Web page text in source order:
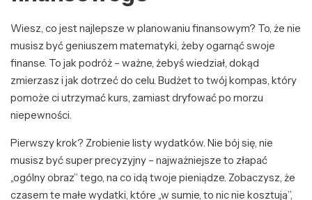
Wiesz, co jest najlepsze w planowaniu finansowym? To, że nie
musisz być geniuszem matematyki, żeby ogarnąć swoje
finanse. To jak podróż – ważne, żebyś wiedział, dokąd
zmierzasz i jak dotrzeć do celu. Budżet to twój kompas, który
pomoże ci utrzymać kurs, zamiast dryfować po morzu
niepewności.
Pierwszy krok? Zrobienie listy wydatków. Nie bój się, nie
musisz być super precyzyjny – najważniejsze to złapać
„ogólny obraz” tego, na co idą twoje pieniądze. Zobaczysz, że
czasem te małe wydatki, które „w sumie, to nic nie kosztują”,